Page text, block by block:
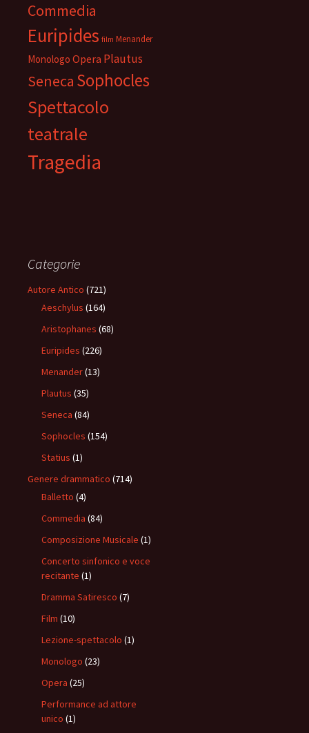
Commedia
Euripides film Menander
Monologo Opera Plautus
Seneca Sophocles
Spettacolo
teatrale
Tragedia
Categorie
Autore Antico (721)
Aeschylus (164)
Aristophanes (68)
Euripides (226)
Menander(13)
Plautus (35)
Seneca (84)
Sophocles (154)
Statius (1)
Genere drammatico (714)
Balletto (4)
Commedia (84)
Composizione Musicale (1)
Concerto sinfonico e voce
recitante (1)
Dramma Satiresco (7)
Film (10)
Lezione-spettacolo (1)
Monologo (23)
Opera (25)
Performance ad attore
unico (1)